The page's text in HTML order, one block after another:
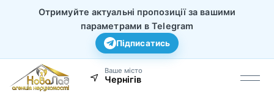
Отримуйте актуальні пропозиції за вашими
параметрами в Telegram
Підписатись
Ваше місто
Чернігів